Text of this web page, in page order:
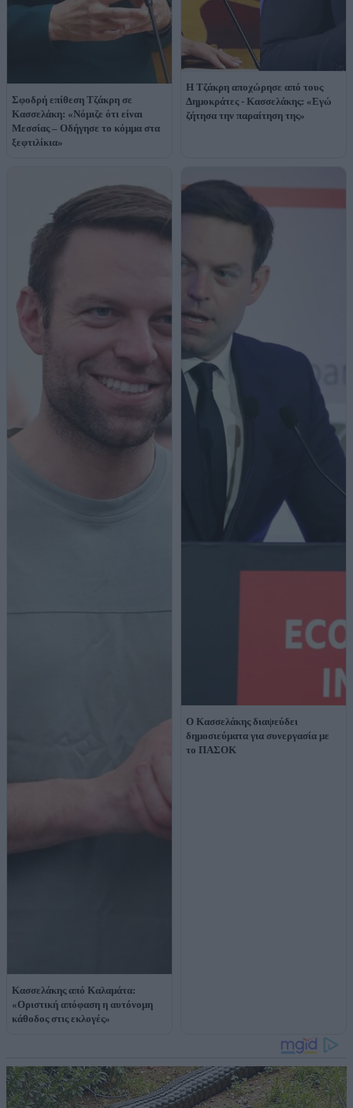
Σφοδρή επίθεση Τζάκρη σε
Κασσελάκη: «Νόμιζε ότι είναι
Μεσσίας – Οδήγησε το κόμμα στα
ξεφτιλίκια»
Η Τζάκρη αποχώρησε από τους
Δημοκράτες - Κασσελάκης: «Εγώ
ζήτησα την παραίτηση της»
Κασσελάκης από Καλαμάτα:
«Οριστική απόφαση η αυτόνομη
κάθοδος στις εκλογές»
Ο Κασσελάκης διαψεύδει
δημοσιεύματα για συνεργασία με
το ΠΑΣΟΚ